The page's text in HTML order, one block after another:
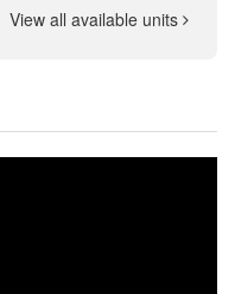
View all available units